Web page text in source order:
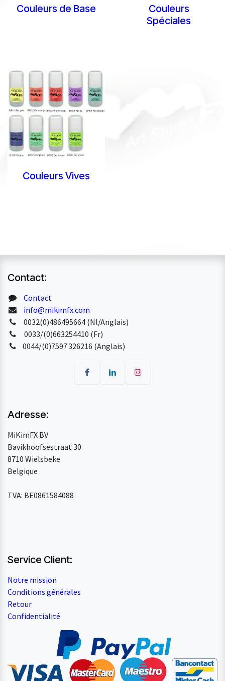
Couleurs de Base
Couleurs
Spéciales
Couleurs Vives
Contact:
Contact
info@mikimfx.com
0032(0)486495664 (Nl/Anglais)
0033/(0)663254410 (Fr)
0044/(0)7597 326216 (Anglais)
Adresse:
MiKimFX BV
Bavikhoofsestraat 30
8710 Wielsbeke
Belgique
TVA: BE0861584088
Service Client:
Notre mission
Conditions générales
Retour
Confidentialité